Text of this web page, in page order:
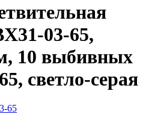
03-65,
10 выбивных
светло-серая